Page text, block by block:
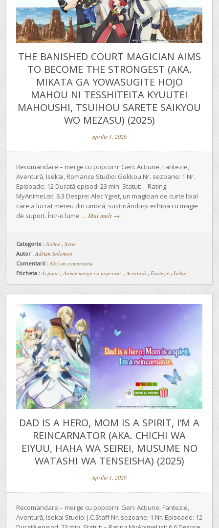
THE BANISHED COURT MAGICIAN AIMS
TO BECOME THE STRONGEST (AKA.
MIKATA GA YOWASUGITE HOJO
MAHOU NI TESSHITEITA KYUUTEI
MAHOUSHI, TSUIHOU SARETE SAIKYOU
WO MEZASU) (2025)
aprilie 1, 2026
Recomandare – merge cu popcorn! Gen: Acțiune, Fantezie,
Aventură, Isekai, Romance Studio: Gekkou Nr. sezoane: 1 Nr.
Episoade: 12 Durată episod: 23 min. Statut: – Rating
MyAnimeList: 6.3 Despre: Alec Ygret, un magician de curte loial
care a lucrat mereu din umbră, susținându-și echipa cu magie
de suport. Într-o lume … Mai mult →
Categorie : Anime , Serie
Autor : Adrian Solomon
Comentarii : Nici un comentariu
Eticheta : Acțiune , Anime merge cu popcorn! , Aventură , Fantezie , Isekai
DAD IS A HERO, MOM IS A SPIRIT, I’M A
REINCARNATOR (AKA. CHICHI WA
EIYUU, HAHA WA SEIREI, MUSUME NO
WATASHI WA TENSEISHA) (2025)
aprilie 1, 2026
Recomandare – merge cu popcorn! Gen: Acțiune, Fantezie,
Aventură, Isekai Studio: J.C.Staff Nr. sezoane: 1 Nr. Episoade: 12